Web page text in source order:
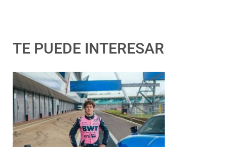
TE PUEDE INTERESAR